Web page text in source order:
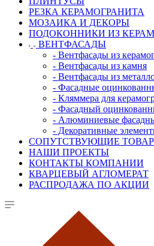
РЕЗКА КЕРАМОГРАНИТА
МОЗАИКА И ДЕКОРЫ
ПОДОКОННИКИ ИЗ
ВЕНТФАСАДЫ
- Вентфасады из
- Вентфасады из камня
- Вентфасады из
- Фасадные
- Кляммера для
- Фасадный
- Алюминиевые
- Декоративные
СОПУТСТВУЮЩИЕ
НАШИ ПРОЕКТЫ
КОНТАКТЫ КОМПАНИИ
КВАРЦЕВЫЙ АГЛОМЕРАТ
РАСПРОДАЖА ПО АКЦИИ